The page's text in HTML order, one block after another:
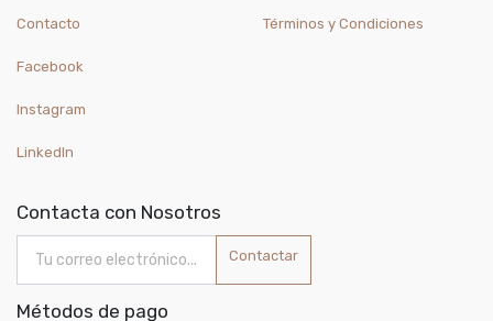
Contacto Términos y Condiciones
Facebook
Instagram
LinkedIn
Contacta con Nosotros
Contactar
Métodos de pago